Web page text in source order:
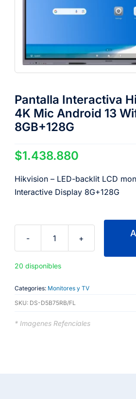
Pantalla Interactiva
4K Mic Android 13
8GB+128G
$1.438.880
Hikvision – LED-backlit LCD
Interactive Display 8G+128G
Pantalla
Hikvision
Android
20 disponibles
Categories: Monitores y TV
SKU: DS-D5B75RB/FL
* Imagenes Refenciales